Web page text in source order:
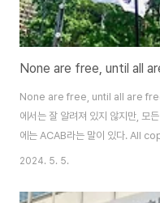
None are free, until all are
에서는 잘 알려져 있지 않지만, 모
에는 ACAB라는 말이 있다. All
라는 말이다. ‘우리들의 상호부조’,
그나마 경찰의 장점 아닌 장점을
2024. 5. 5.